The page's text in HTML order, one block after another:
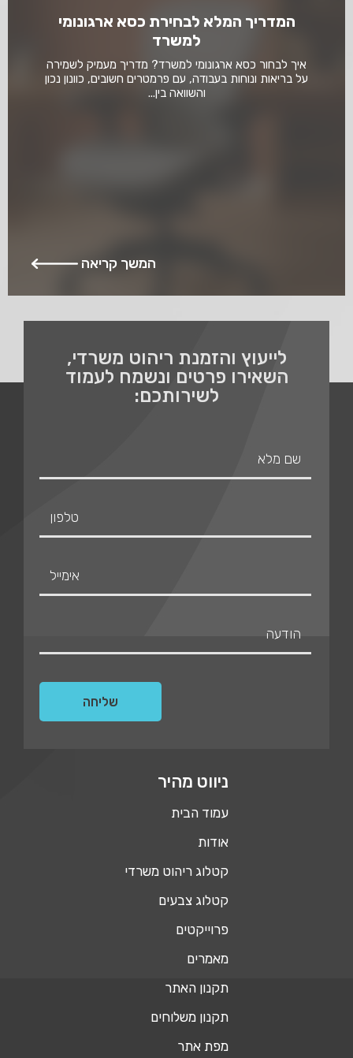
המדריך המלא לבחירת כסא ארגונומי
למשרד
איך לבחור כסא ארגונומי למשרד? מדריך מעמיק לשמירה
על בריאות ונוחות בעבודה, עם פרמטרים חשובים, כוונון נכון
והשוואה בין...
המשך קריאה
לייעוץ והזמנת ריהוט משרדי,
השאירו פרטים ונשמח לעמוד
לשירותכם:
ניווט מהיר
עמוד הבית
אודות
קטלוג ריהוט משרדי
קטלוג צבעים
פרוייקטים
מאמרים
תקנון האתר
תקנון משלוחים
מפת אתר